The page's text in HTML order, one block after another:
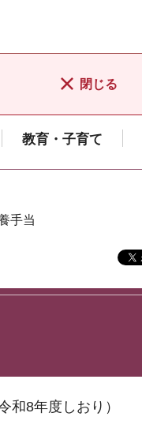
閉じる
教育・子育て
手当
令和8年度しおり）